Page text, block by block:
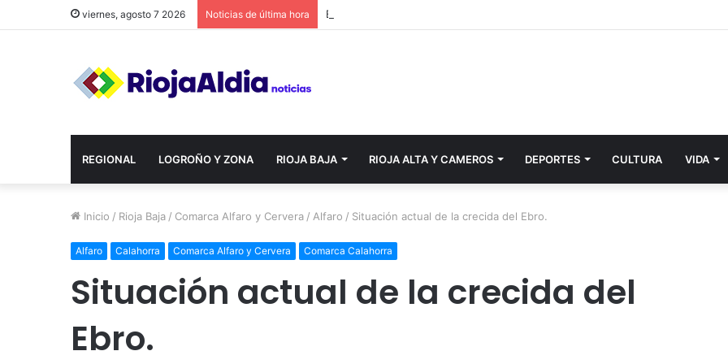
viernes, agosto 7 2026 Noticias de última hora
REGIONAL LOGROÑO Y ZONA RIOJA BAJA RIOJA ALTA Y CAMEROS DEPORTES CULTURA VIDA
Inicio / Rioja Baja / Comarca Alfaro y Cervera / Alfaro / Situación actual de la crecida del Ebro.
Alfaro Calahorra Comarca Alfaro y Cervera Comarca Calahorra
Situación actual de la crecida del
Ebro.